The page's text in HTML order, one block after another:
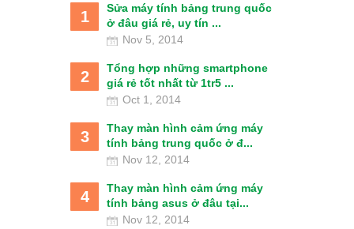
1
Sửa máy tính bảng trung quốc
ở đâu giá rẻ, uy tín ...
Nov 5, 2014
2
Tổng hợp những smartphone
giá rẻ tốt nhất từ 1tr5 ...
Oct 1, 2014
3
Thay màn hình cảm ứng máy
tính bảng trung quốc ở đ...
Nov 12, 2014
4
Thay màn hình cảm ứng máy
tính bảng asus ở đâu tại...
Nov 12, 2014